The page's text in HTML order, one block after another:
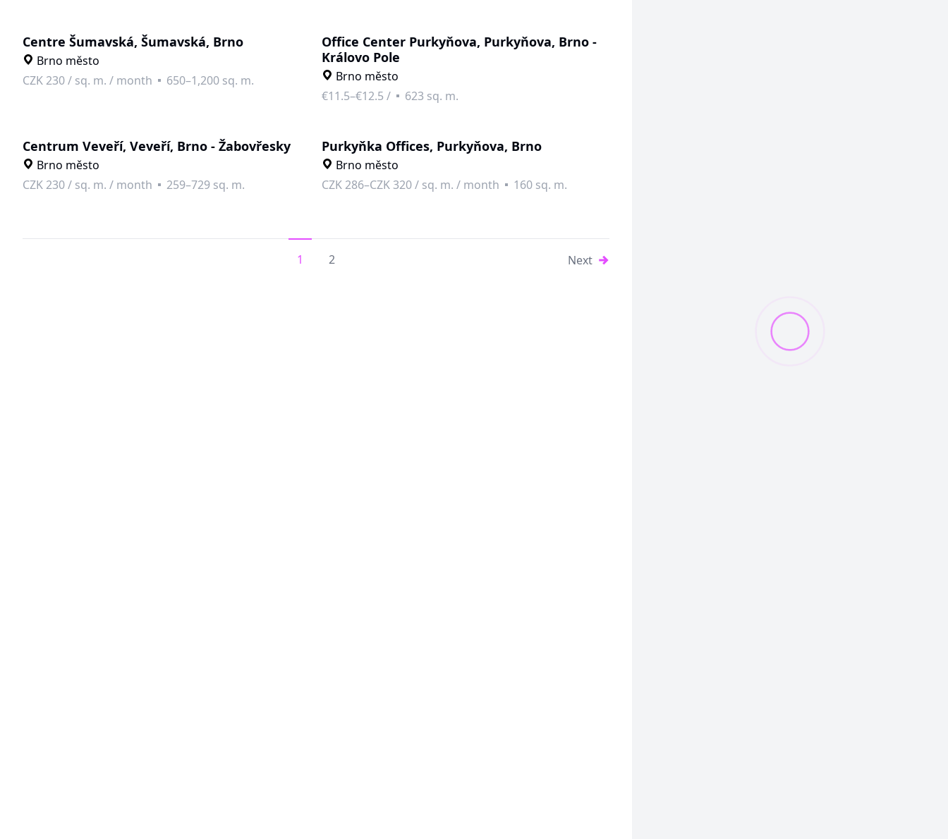
Centre Šumavská, Šumavská, Brno
Brno město
CZK 230/ sq. m. / month 650–1,200 sq. m.
Office Center Purkyňova, Purkyňova, Brno -
Královo Pole
Brno město
€11.5–€12.5 / 623 sq. m.
Centrum Veveří, Veveří, Brno - Žabovřesky
Brno město
CZK 230/ sq. m. / month 259–729 sq. m.
Purkyňka Offices, Purkyňova, Brno
Brno město
CZK 286–CZK 320/ sq. m. / month 160 sq. m.
1 2 Next